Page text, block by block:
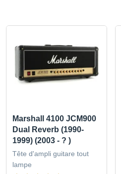
Marshall 4100 JCM900
Dual Reverb (1990-
1999) (2003 - ? )
Tête d'ampli guitare tout
lampe